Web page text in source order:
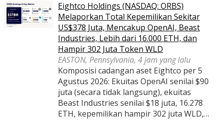
Eightco Holdings (NASDAQ: ORBS)
Melaporkan Total Kepemilikan Sekitar
US$378 Juta, Mencakup OpenAI, Beast
Industries, Lebih dari 16.000 ETH, dan
Hampir 302 Juta Token WLD
EASTON, Pennsylvania, 4 jam yang lalu
Komposisi cadangan aset Eightco per 5
Agustus 2026: Ekuitas OpenAI senilai $90
juta (secara tidak langsung), ekuitas
Beast Industries senilai $18 juta, 16.278
ETH, kepemilikan hampir 302 juta WLD,…